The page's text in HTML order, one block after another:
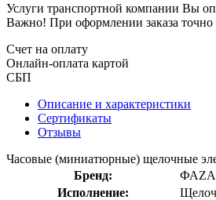
Услуги транспортной компании Вы
Важно! При оформлении заказа точно
Счет на оплату
Онлайн-оплата картой
СБП
Описание и характеристики
Сертификаты
Отзывы
Часовые (миниатюрные) щелочные
Бренд:
ФАZА
Исполнение: